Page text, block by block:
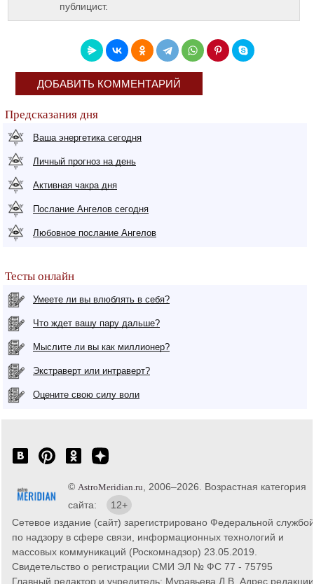
публицист.
ДОБАВИТЬ КОММЕНТАРИЙ
Предсказания дня
Ваша энергетика сегодня
Личный прогноз на день
Активная чакра дня
Послание Ангелов сегодня
Любовное послание Ангелов
Тесты онлайн
Умеете ли вы влюблять в себя?
Что ждет вашу пару дальше?
Мыслите ли вы как миллионер?
Экстраверт или интраверт?
Оцените свою силу воли
© AstroMeridian.ru , 2006–2026. Возрастная категория
сайта:
12+
Сетевое издание (сайт) зарегистрировано Федеральной службой
по надзору в сфере связи, информационных технологий и
массовых коммуникаций (Роскомнадзор) 23.05.2019.
Свидетельство о регистрации СМИ ЭЛ № ФС 77 - 75795
Главный редактор и учредитель: Муравьева Л.В. Адрес